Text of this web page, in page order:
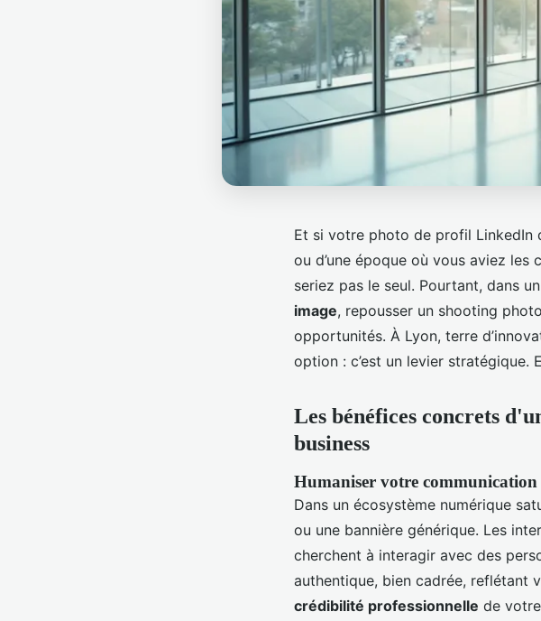
Et si votre photo de profil LinkedIn
ou d’une époque où vous aviez
seriez pas le seul. Pourtant, dans
image, repousser un shooting
opportunités. À Lyon, terre
option : c’est un levier stratégique.
Les bénéfices concrets
business
Humaniser votre
Dans un écosystème numérique
ou une bannière générique. Les
cherchent à interagir avec des
authentique, bien cadrée, reflétant
crédibilité professionnelle de